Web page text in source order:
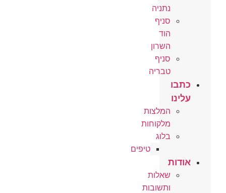
נתניה
סניף
הוד
השרון
סניף
טבריה
כתבו
עלינו
המלצות
מלקוחות
בלוג
טיפים
אודות
שאלות
ותשובות